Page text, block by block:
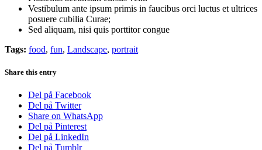
Vestibulum ante ipsum primis in faucibus orci luctus et ultrices
posuere cubilia Curae;
Sed aliquam, nisi quis porttitor congue
Tags: food, fun, Landscape, portrait
Share this entry
Del på Facebook
Del på Twitter
Share on WhatsApp
Del på Pinterest
Del på LinkedIn
Del på Tumblr